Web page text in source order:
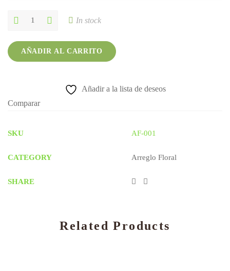
Rosales
In stock
AÑADIR AL CARRITO
Añadir a la lista de deseos
Comparar
SKU AF-001
CATEGORY Arreglo Floral
SHARE
Related Products